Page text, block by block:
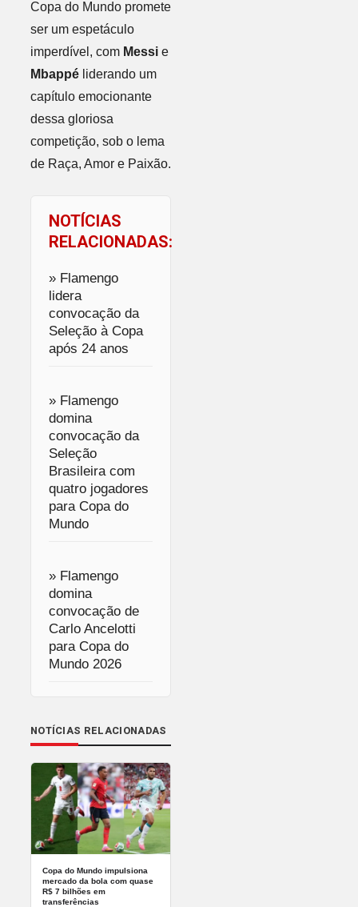
Copa do Mundo promete
ser um espetáculo
imperdível, com Messie
Mbappéliderando um
capítulo emocionante
dessa gloriosa
competição, sob o lema
de Raça, Amor e Paixão.
NOTÍCIAS
RELACIONADAS:
» Flamengo
lidera
convocação da
Seleção à Copa
após 24 anos
» Flamengo
domina
convocação da
Seleção
Brasileira com
quatro jogadores
para Copa do
Mundo
» Flamengo
domina
convocação de
Carlo Ancelotti
para Copa do
Mundo 2026
NOTÍCIAS RELACIONADAS
Copa do Mundo impulsiona
mercado da bola com quase
R$ 7 bilhões em
transferências